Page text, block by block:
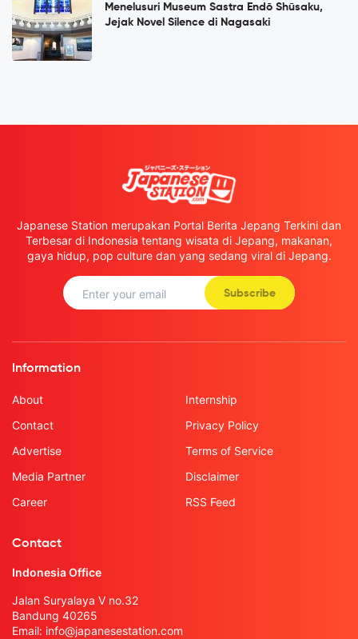
Menelusuri Museum Sastra Endō Shūsaku,
Jejak Novel Silence di Nagasaki
Japanese Station merupakan Portal Berita Jepang Terkini dan
Terbesar di Indonesia tentang wisata di Jepang, makanan,
gaya hidup, pop culture dan yang sedang viral di Jepang.
Subscribe
Information
About
Contact
Advertise
Media Partner
Career
Internship
Privacy Policy
Terms of Service
Disclaimer
RSS Feed
Contact
Indonesia Office
Jalan Suryalaya V no.32
Bandung 40265
Email: info@japanesestation.com